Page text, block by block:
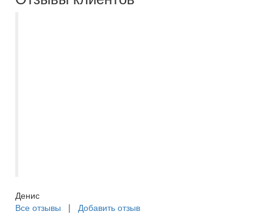
Денис
Все отзывы | Добавить отзыв